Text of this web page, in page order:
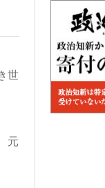
世
元